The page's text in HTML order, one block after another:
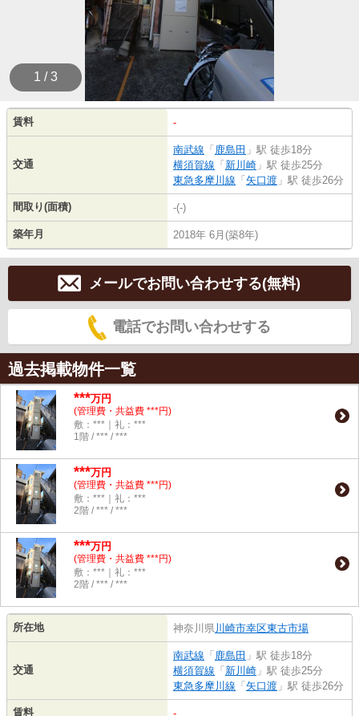
1 / 3
賃料 -
交通
南武線 「 鹿島田 」駅 徒歩18分
横須賀線 「 新川崎 」駅 徒歩25分
東急多摩川線 「 矢口渡 」駅 徒歩26分
間取り(面積) -(-)
築年月 2018年 6月(築8年)
メールでお問い合わせする(無料)
電話でお問い合わせする
過去掲載物件一覧
***万円
(管理費・共益費 ***円)
敷：***｜礼：***
1階 / *** / ***
***万円
(管理費・共益費 ***円)
敷：***｜礼：***
2階 / *** / ***
***万円
(管理費・共益費 ***円)
敷：***｜礼：***
2階 / *** / ***
所在地 神奈川県川崎市幸区東古市場
交通
南武線 「 鹿島田 」駅 徒歩18分
横須賀線 「 新川崎 」駅 徒歩25分
東急多摩川線 「 矢口渡 」駅 徒歩26分
賃料 -